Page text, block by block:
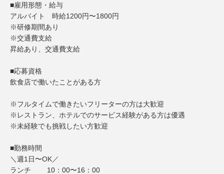
■雇用形態・給与
アルバイト 時給1200円〜1800円
※研修期間あり
※交通費支給
昇給あり、交通費支給
■応募資格
飲食店で働いたことがある方
※フルタイムで働きたいフリーターの方は大歓迎
※レストラン、ホテルでのサービス経験がある方は優遇
※未経験でも挑戦したい方歓迎
■勤務時間
＼週1日〜OK／
ランチ 10：00〜16：00